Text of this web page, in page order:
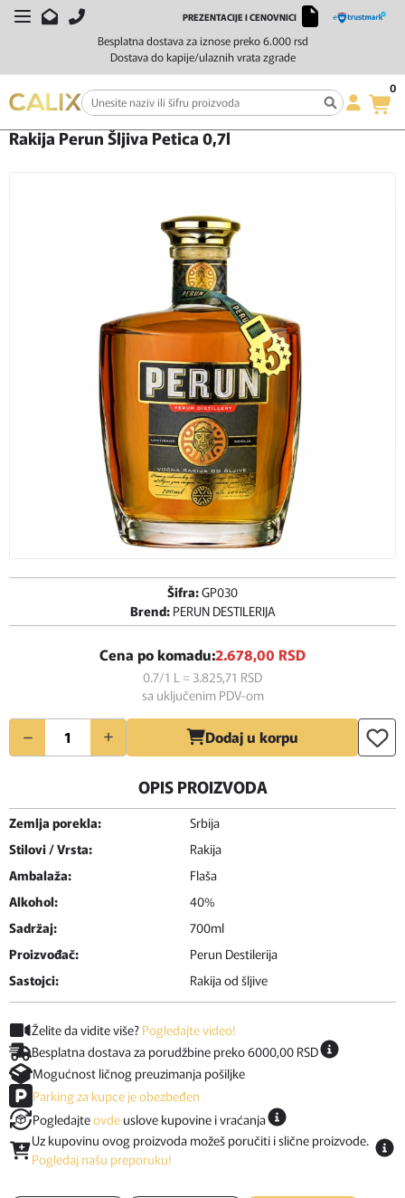
Besplatna dostava za iznose preko 6.000 rsd
Dostava do kapije/ulaznih vrata zgrade
PREZENTACIJE I CENOVNICI
0
Početna Žestoka pića Rakija Rakija Perun Šljiva Petica 0,7l
Rakija Perun Šljiva Petica 0,7l
Šifra:GP030
Brend: PERUN DESTILERIJA
Cena po komadu:2.678,00 RSD
0.7/1 L = 3.825,71 RSD
sa uključenim PDV-om
Količina Dodaj u korpu
OPIS PROIZVODA
Zemlja porekla:
Srbija
Stilovi / Vrsta:
Rakija
Ambalaža:
Flaša
Alkohol:
40%
Sadržaj:
700ml
Proizvođač:
Perun Destilerija
Sastojci:
Rakija od šljive
Želite da vidite više? Pogledajte video!
Besplatna dostava za porudžbine preko 6000,00 RSD
Mogućnost ličnog preuzimanja pošiljke
Parking za kupce je obezbeđen
Pogledajteovde uslove kupovine i vraćanja
Uz kupovinu ovog proizvoda možeš poručiti i slične proizvode.
Pogledaj našu preporuku!